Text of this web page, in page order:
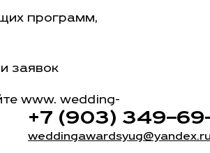
программ,
заявок
www. wedding-
+7 (903)
weddingawardsyug@yandex.ru